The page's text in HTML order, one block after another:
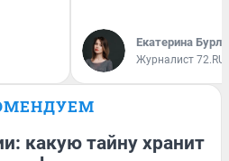
Екатерина
Журналист 72.RU
какую тайну хранит